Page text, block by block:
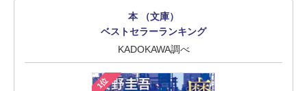
本 （文庫）
ベストセラーランキング
KADOKAWA調べ
1位